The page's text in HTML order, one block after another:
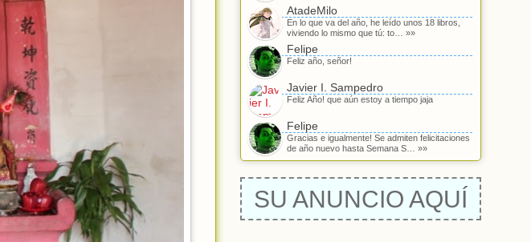
AtadeMilo
En lo que va del año, he leído unos 18 libros,
viviendo lo mismo que tú: to… »»
Felipe
Feliz año, señor!
Javier I. Sampedro
Feliz Año! que aún estoy a tiempo jaja
Felipe
Gracias e igualmente! Se admiten felicitaciones
de año nuevo hasta Semana S… »»
SU ANUNCIO AQUÍ